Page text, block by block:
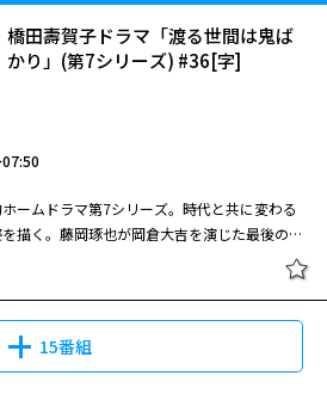
橋田壽賀子ドラマ「渡る世間は鬼ば
かり」(第7シリーズ) #36[字]
ームドラマ第7シリーズ。時代と共に変わる
描く。藤岡琢也が岡倉大吉を演じた最後のシ
15番組